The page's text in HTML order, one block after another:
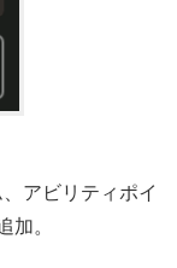
アビリティポイ
加。